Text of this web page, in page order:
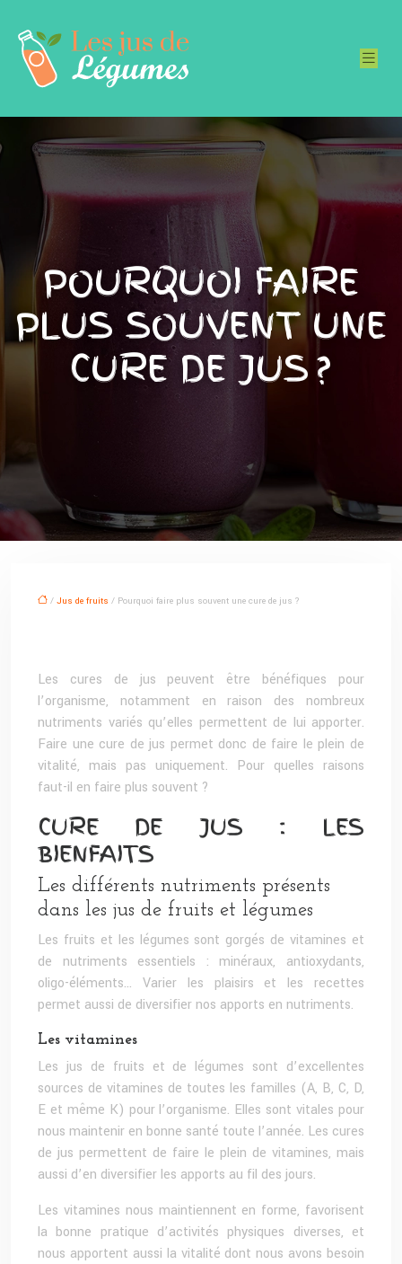
POURQUOI FAIRE
PLUS SOUVENT UNE
CURE DE JUS ?
/ Jus de fruits / Pourquoi faire plus souvent une cure de jus ?
Les cures de jus peuvent être bénéfiques pour
l’organisme, notamment en raison des nombreux
nutriments variés qu’elles permettent de lui apporter.
Faire une cure de jus permet donc de faire le plein de
vitalité, mais pas uniquement. Pour quelles raisons
faut-il en faire plus souvent ?
CURE DE JUS : LES
BIENFAITS
Les différents nutriments présents
dans les jus de fruits et légumes
Les fruits et les légumes sont gorgés de vitamines et
de nutriments essentiels : minéraux, antioxydants,
oligo-éléments… Varier les plaisirs et les recettes
permet aussi de diversifier nos apports en nutriments.
Les vitamines
Les jus de fruits et de légumes sont d’excellentes
sources de vitamines de toutes les familles (A, B, C, D,
E et même K) pour l’organisme. Elles sont vitales pour
nous maintenir en bonne santé toute l’année. Les cures
de jus permettent de faire le plein de vitamines, mais
aussi d’en diversifier les apports au fil des jours.
Les vitamines nous maintiennent en forme, favorisent
la bonne pratique d’activités physiques diverses, et
nous apportent aussi la vitalité dont nous avons besoin